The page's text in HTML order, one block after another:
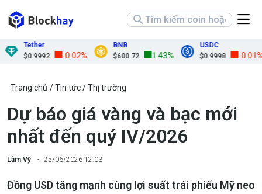
Tether
$0.9992
-0.02%
BNB
$600.72
1.43%
USDC
$0.9998
-0.01%
Trang chủ Tin tức Thị trường
Dự báo giá vàng và bạc mới
nhất đến quý IV/2026
Lâm Vỹ 25/06/2026 12:03
Đồng USD tăng mạnh cùng lợi suất trái phiếu Mỹ neo